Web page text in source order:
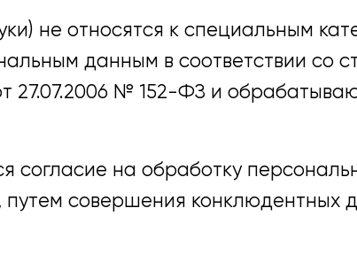
не относятся к специальным
данным в соответствии со ст.
27.07.2006 № 152-ФЗ и
на обработку
совершения конклюдентных